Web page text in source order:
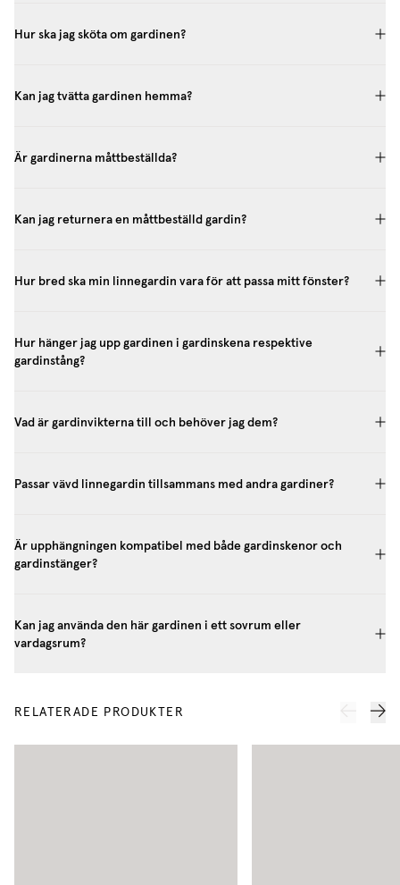
Hur ska jag sköta om gardinen?
Kan jag tvätta gardinen hemma?
Är gardinerna måttbeställda?
Kan jag returnera en måttbeställd gardin?
Hur bred ska min linnegardin vara för att passa mitt fönster?
Hur hänger jag upp gardinen i gardinskena respektive
gardinstång?
Vad är gardinvikterna till och behöver jag dem?
Passar vävd linnegardin tillsammans med andra gardiner?
Är upphängningen kompatibel med både gardinskenor och
gardinstänger?
Kan jag använda den här gardinen i ett sovrum eller
vardagsrum?
RELATERADE PRODUKTER